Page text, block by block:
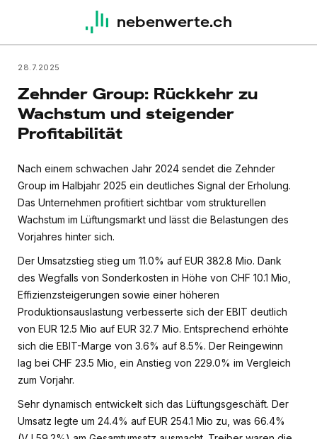
nebenwerte.ch
28.7.2025
Zehnder Group: Rückkehr zu
Wachstum und steigender
Profitabilität
Nach einem schwachen Jahr 2024 sendet die Zehnder
Group im Halbjahr 2025 ein deutliches Signal der Erholung.
Das Unternehmen profitiert sichtbar vom strukturellen
Wachstum im Lüftungsmarkt und lässt die Belastungen des
Vorjahres hinter sich.
Der Umsatzstieg stieg um 11.0% auf EUR 382.8 Mio. Dank
des Wegfalls von Sonderkosten in Höhe von CHF 10.1 Mio,
Effizienzsteigerungen sowie einer höheren
Produktionsauslastung verbesserte sich der EBIT deutlich
von EUR 12.5 Mio auf EUR 32.7 Mio. Entsprechend erhöhte
sich die EBIT-Marge von 3.6% auf 8.5%. Der Reingewinn
lag bei CHF 23.5 Mio, ein Anstieg von 229.0% im Vergleich
zum Vorjahr.
Sehr dynamisch entwickelt sich das Lüftungsgeschäft. Der
Umsatz legte um 24.4% auf EUR 254.1 Mio zu, was 66.4%